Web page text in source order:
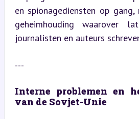
en spionagediensten op
geheimhouding waarover
journalisten en auteurs
---
Interne problemen en
van de Sovjet-Unie